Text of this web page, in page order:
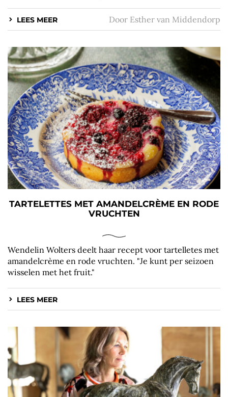
LEES MEER Door Esther van Middendorp
TARTELETTES MET AMANDELCRÈME EN RODE
VRUCHTEN
Wendelin Wolters deelt haar recept voor tartelletes met
amandelcrème en rode vruchten. "Je kunt per seizoen
wisselen met het fruit."
LEES MEER